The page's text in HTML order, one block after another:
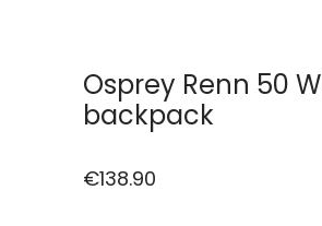
Osprey Renn 50
backpack
€138.90